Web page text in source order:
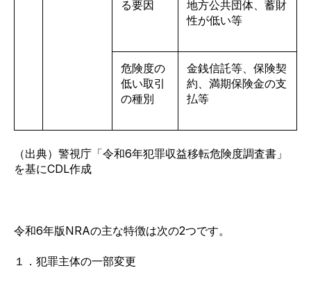
る要因
地方公共団体、蓄財
性が低い等
危険度の
低い取引
の種別
金銭信託等、保険契
約、満期保険金の支
払等
（出典）警視庁 「令和6年犯罪収益移転危険度調査書」
を基にCDL作成
令和6年版NRAの主な特徴は次の2つです。
１．犯罪主体の一部変更